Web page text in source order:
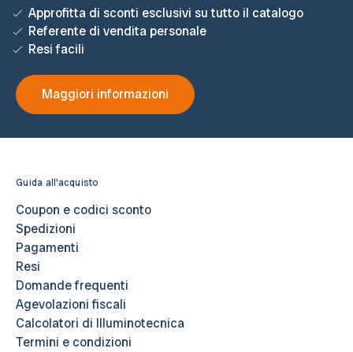
Approfitta di sconti esclusivi su tutto il catalogo
Referente di vendita personale
Resi facili
Maggiori informazioni
Guida all'acquisto
Coupon e codici sconto
Spedizioni
Pagamenti
Resi
Domande frequenti
Agevolazioni fiscali
Calcolatori di Illuminotecnica
Termini e condizioni